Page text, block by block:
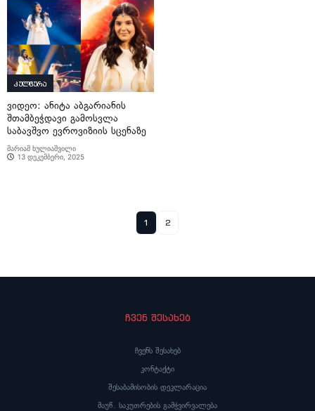
კულტურა
ვიდეო: ანიტა აბგარიანის
შთამბეჭდავი გამოსვლა
საბავშვო ევროვიზიის სცენაზე
მარიამ ხულიაშვილი
13 დეკემბერი, 2025
1 2
ჩვენ შესახებ
ჩვენს შესახებ
კონტაქტი
შესაბამისობის დეკლარაცია
მაუწ. საკუთრების გამჭვირვალება